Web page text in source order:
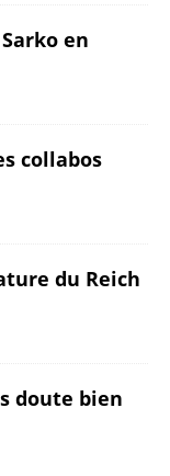
en
collabos
du Reich
doute bien